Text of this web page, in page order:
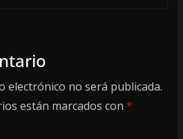
electrónico no será publicada.
están marcados con *